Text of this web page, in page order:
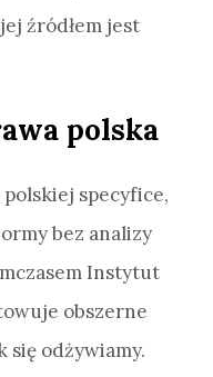
źródłem jest
polska
polskiej specyfice,
bez analizy
Instytut
obszerne
się odżywiamy.